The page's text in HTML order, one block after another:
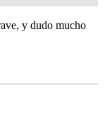
y dudo mucho